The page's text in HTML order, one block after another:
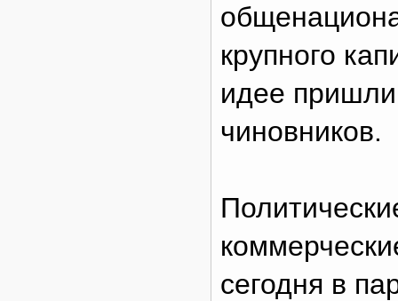
крупного
идее
чиновников.
сегодня в